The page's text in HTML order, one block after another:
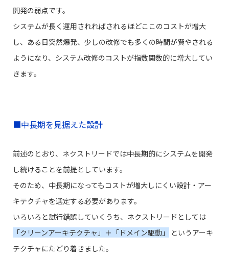
開発の弱点です。
システムが長く運用されればされるほどここのコストが増大
し、ある日突然爆発、少しの改修でも多くの時間が費やされる
ようになり、システム改修のコストが指数関数的に増大してい
きます。
■中長期を見据えた設計
前述のとおり、ネクストリードでは中長期的にシステムを開発
し続けることを前提としています。
そのため、中長期になってもコストが増大しにくい設計・アー
キテクチャを選定する必要があります。
いろいろと試行錯誤していくうち、ネクストリードとしては
「クリーンアーキテクチャ」＋「ドメイン駆動」
というアーキ
テクチャにたどり着きました。